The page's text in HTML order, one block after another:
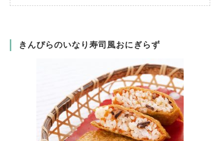
きんぴらのいなり寿司風おにぎらず